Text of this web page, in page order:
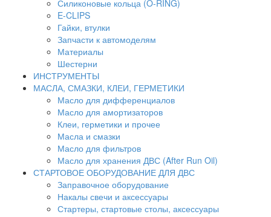
Силиконовые кольца (O-RING)
E-CLIPS
Гайки, втулки
Запчасти к автомоделям
Материалы
Шестерни
ИНСТРУМЕНТЫ
МАСЛА, СМАЗКИ, КЛЕИ, ГЕРМЕТИКИ
Масло для дифференциалов
Масло для амортизаторов
Клеи, герметики и прочее
Масла и смазки
Масло для фильтров
Масло для хранения ДВС (After Run Oil)
СТАРТОВОЕ ОБОРУДОВАНИЕ ДЛЯ ДВС
Заправочное оборудование
Накалы свечи и аксессуары
Стартеры, стартовые столы, аксессуары